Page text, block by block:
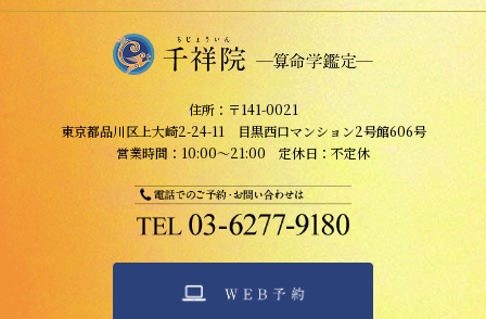
住所：〒141-0021
東京都品川区上大崎2-24-11 目黒西口マンション2号館606号
営業時間：10:00～21:00 定休日：不定休